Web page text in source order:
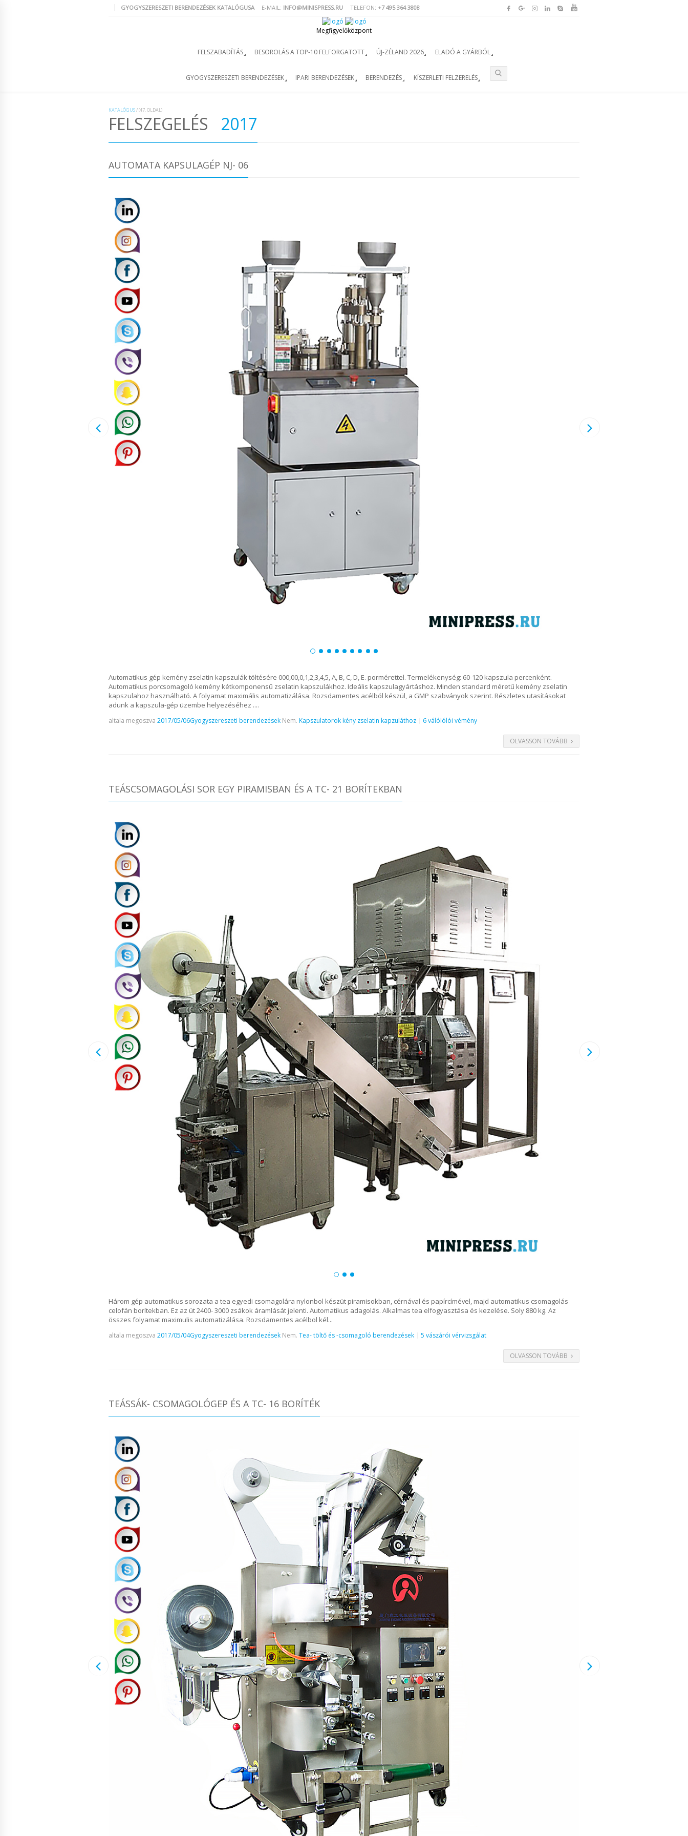
GYOGYSZERESZETI BERENDEZÉSEK KATALÓGUSA E-MAIL: INFO@MINISPRESS.RU TELEFON: +7 495 364 3808
Megfigyelőközpont
FELSZABADÍTÁS BESOROLÁS A TOP-10 FELFORGATOTT ÚJ-ZÉLAND 2026 ELADÓ A GYÁRBÓL
GYOGYSZERESZETI BERENDEZÉSEK IPARI BERENDEZÉSEK BERENDEZÉS KÍSZERLETI FELZERELÉS
KATALÓGUS/(47. OLDAL)
FELSZEGELÉS 2017
AUTOMATA KAPSULAGÉP NJ- 06
Automatikus gép kemény zselatin kapszulák töltésére 000,00,0,1,2,3,4,5, A, B, C, D, E. pormérettel. Termelékenység: 60-120 kapszula percenként.
Automatikus porcsomagoló kemény kétkomponensű zselatin kapszulákhoz. Ideális kapszulagyártáshoz. Minden standard méretű kemény zselatin
kapszulahoz használható. A folyamat maximális automatizálása. Rozsdamentes acélból készül, a GMP szabványok szerint. Részletes utasításokat
adunk a kapszula-gép üzembe helyezéséhez ....
altala megoszva 2017/05/06Gyogyszereszeti berendezések Nem. Kapszulatorok kény zselatin kapzuláthoz 6 válólólói vémény
OLVASSON TOVÁBB
TEÁSCSOMAGOLÁSI SOR EGY PIRAMISBAN ÉS A TC- 21 BORÍTEKBAN
Három gép automatikus sorozata a tea egyedi csomagolára nylonbol készüt piramisokban, cérnával és papírcímével, majd automatikus csomagolás
celofán borítekban. Ez az út 2400- 3000 zsákok áramlását jelenti. Automatikus adagolás. Alkalmas tea elfogyasztása és kezelése. Soly 880 kg. Az
összes folyamat maximulis automatizálása. Rozsdamentes acélbol kél...
altala megoszva 2017/05/04Gyogyszereszeti berendezések Nem. Tea- töltő és -csomagoló berendezések 5 vászárói vérvizsgálat
OLVASSON TOVÁBB
TEÁSSÁK- CSOMAGOLÓGEP ÉS A TC- 16 BORÍTÉK